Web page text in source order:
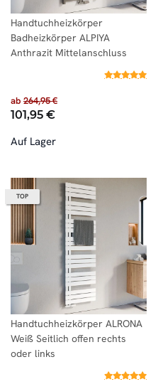
Handtuchheizkörper
Badheizkörper ALPIYA
Anthrazit Mittelanschluss
ab 264,95 €
101,95 €
Auf Lager
TOP
Handtuchheizkörper ALRONA
Weiß Seitlich offen rechts
oder links